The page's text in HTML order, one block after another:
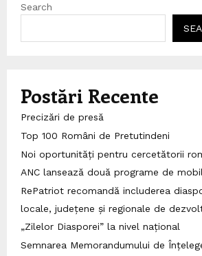
Search
Postări Recente
Precizări de presă
Top 100 Români de Pretutindeni
Noi oportunități pentru cercetătorii
ANC lansează două programe de
RePatriot recomandă includerea
locale, județene și regionale de
„Zilelor Diasporei” la nivel național
Semnarea Memorandumului de